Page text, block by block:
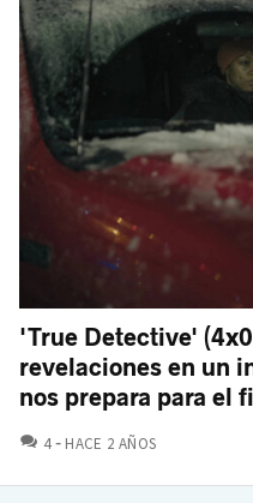
'True Detective'
revelaciones en un
nos prepara para el
4 COMENTARIOS
HACE 2 AÑOS